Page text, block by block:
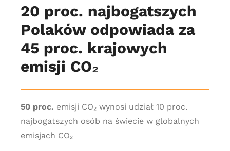
20 proc. najbogatszych
Polaków odpowiada za
45 proc. krajowych
emisji CO₂
50 proc. emisji CO₂ wynosi udział 10 proc.
najbogatszych osób na świecie w globalnych
emisjach CO₂